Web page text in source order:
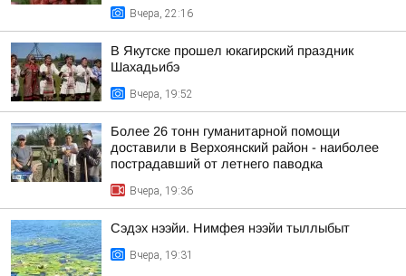
Вчера, 22:16
В Якутске прошел юкагирский праздник
Шахадьибэ
Вчера, 19:52
Более 26 тонн гуманитарной помощи
доставили в Верхоянский район - наиболее
пострадавший от летнего паводка
Вчера, 19:36
Сэдэх нээйи. Нимфея нээйи тыллыбыт
Вчера, 19:31